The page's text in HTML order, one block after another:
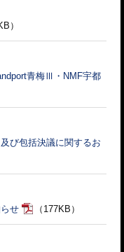
）
青梅Ⅲ・NMF宇都
び包括決議に関するお
せ （177KB）